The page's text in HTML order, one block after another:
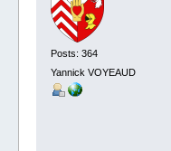
Posts: 364
Yannick VOYEAUD